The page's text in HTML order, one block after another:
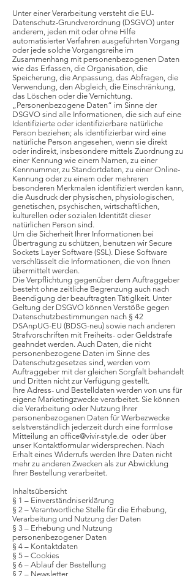
Unter einer Verarbeitung versteht die EU-
Datenschutz-Grundverordnung (DSGVO) unter
anderem, jeden mit oder ohne Hilfe
automatisierter Verfahren ausgeführten Vorgang
oder jede solche Vorgangsreihe im
Zusammenhang mit personenbezogenen Daten
wie das Erfassen, die Organisation, die
Speicherung, die Anpassung, das Abfragen, die
Verwendung, den Abgleich, die Einschränkung,
das Löschen oder die Vernichtung.
„Personenbezogene Daten“ im Sinne der
DSGVO sind alle Informationen, die sich auf eine
Identifizierte oder identifizierbare natürliche
Person beziehen; als identifizierbar wird eine
natürliche Person angesehen, wenn sie direkt
oder indirekt, insbesondere mittels Zuordnung zu
einer Kennung wie einem Namen, zu einer
Kennnummer, zu Standortdaten, zu einer Online-
Kennung oder zu einem oder mehreren
besonderen Merkmalen identifiziert werden kann,
die Ausdruck der physischen, physiologischen,
genetischen, psychischen, wirtschaftlichen,
kulturellen oder sozialen Identität dieser
natürlichen Person sind.
Um die Sicherheit Ihrer Informationen bei
Übertragung zu schützen, benutzen wir Secure
Sockets Layer Software (SSL). Diese Software
verschlüsselt die Informationen, die von Ihnen
übermittelt werden.
Die Verpflichtung gegenüber dem Auftraggeber
besteht ohne zeitliche Begrenzung auch nach
Beendigung der beauftragten Tätiglkeit. Unter
Geltung der DSGVO können Verstöße gegen
Datenschutzbestimmungen nach § 42
DSAnpUG-EU (BDSG-neu) sowie nach anderen
Strafvorschriften mit Freiheits- oder Geldstrafe
geahndet werden. Auch Daten, die nicht
personenbezogene Daten im Sinne des
Datenschutzgesetzes sind, werden vom
Auftraggeber mit der gleichen Sorgfalt behandelt
und Dritten nicht zur Verfügung gestellt.
Ihre Adress- und Bestelldaten werden von uns für
eigene Marketingzwecke verarbeitet. Sie können
die Verarbeitung oder Nutzung Ihrer
personenbezogenen Daten für Werbezwecke
selstverständlich jederzeit durch eine formlose
Mitteilung an office@vivir-style.de oder über
unser Kontaktformular widersprechen. Nach
Erhalt eines Widerrufs werden Ihre Daten nicht
mehr zu anderen Zwecken als zur Abwicklung
Ihrer Bestellung verarbeitet.
Inhaltsübersicht
§ 1 – Einverständniserklärung
§ 2 – Verantwortliche Stelle für die Erhebung,
Verarbeitung und Nutzung der Daten
§ 3 – Erhebung und Nutzung
personenbezogener Daten
§ 4 – Kontaktdaten
§ 5 – Cookies
§ 6 – Ablauf der Bestellung
§ 7 – Newsletter